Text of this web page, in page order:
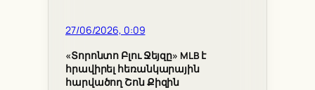
27/06/2026, 0:09
«Տորոնտո Բլու Ջեյզը» MLB է
հրավիրել հեռանկարային
հարվածող Շոն Քիզին